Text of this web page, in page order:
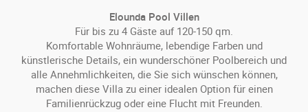
Elounda Pool Villen
Für bis zu 4 Gäste auf 120-150 qm.
Komfortable Wohnräume, lebendige Farben und
künstlerische Details, ein wunderschöner Poolbereich und
alle Annehmlichkeiten, die Sie sich wünschen können,
machen diese Villa zu einer idealen Option für einen
Familienrückzug oder eine Flucht mit Freunden.